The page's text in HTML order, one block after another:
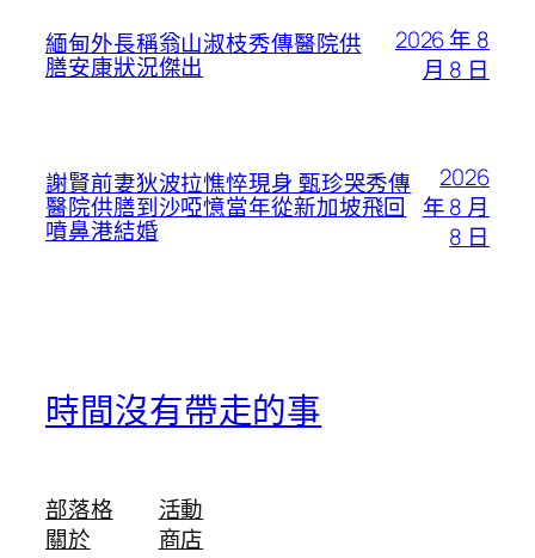
緬甸外長稱翁山淑枝秀傳醫院供
膳安康狀況傑出
2026 年 8
月 8 日
謝賢前妻狄波拉憔悴現身 甄珍哭秀傳
醫院供膳到沙啞憶當年從新加坡飛回
噴鼻港結婚
2026
年 8 月
8 日
時間沒有帶走的事
部落格
關於
活動
商店